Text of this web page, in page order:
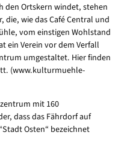
den Ortskern windet, stehen
die, wie das Café Central und
vom einstigen Wohlstand
ein Verein vor dem Verfall
umgestaltet. Hier finden
(www.kulturmuehle-
mit 160
dass das Fährdorf auf
Osten“ bezeichnet